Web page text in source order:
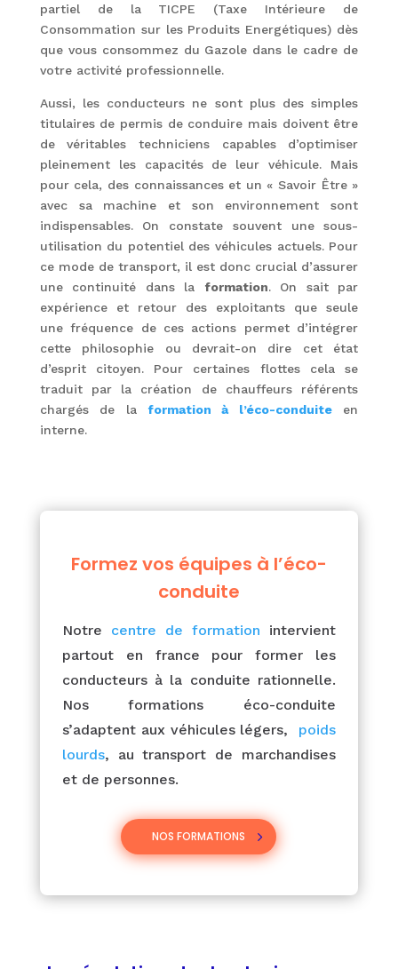
partiel de la TICPE (Taxe Intérieure de
Consommation sur les Produits Energétiques) dès
que vous consommez du Gazole dans le cadre de
votre activité professionnelle.
Aussi, les conducteurs ne sont plus des simples
titulaires de permis de conduire mais doivent être
de véritables techniciens capables d’optimiser
pleinement les capacités de leur véhicule. Mais
pour cela, des connaissances et un « Savoir Être »
avec sa machine et son environnement sont
indispensables. On constate souvent une sous-
utilisation du potentiel des véhicules actuels. Pour
ce mode de transport, il est donc crucial d’assurer
une continuité dans la formation. On sait par
expérience et retour des exploitants que seule
une fréquence de ces actions permet d’intégrer
cette philosophie ou devrait-on dire cet état
d’esprit citoyen. Pour certaines flottes cela se
traduit par la création de chauffeurs référents
chargés de la formation à l’éco-conduiteen
interne.
Formez vos équipes à l’éco-
conduite
Notre centre de formation intervient
partout en france pour former les
conducteurs à la conduite rationnelle.
Nos formations éco-conduite
s’adaptent aux véhicules légers, poids
lourds, au transport de marchandises
et de personnes.
NOS FORMATIONS